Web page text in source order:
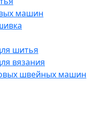
машин
шитья
вязания
швейных машин